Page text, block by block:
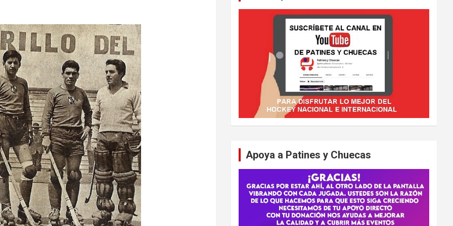
Apoya a Patines y Chuecas